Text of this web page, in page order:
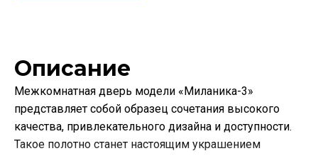
Описание
Межкомнатная дверь модели «Миланика-3»
представляет собой образец сочетания высокого
качества, привлекательного дизайна и доступности.
Такое полотно станет настоящим украшением